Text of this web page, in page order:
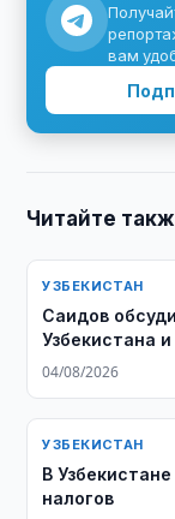
вам
Читайте
УЗБЕКИСТАН
Саидов
Узбекистана
04/08/2026
УЗБЕКИСТАН
В
налогов